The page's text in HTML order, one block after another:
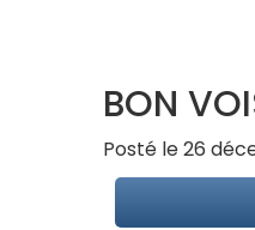
BON
Posté le 26